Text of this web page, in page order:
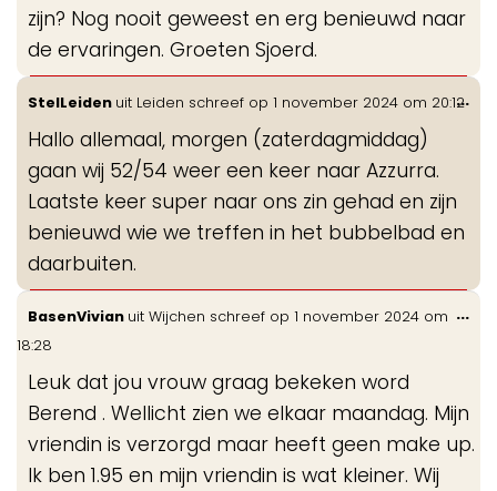
zijn? Nog nooit geweest en erg benieuwd naar
de ervaringen. Groeten Sjoerd.
StelLeiden uit Leiden schreef op 1 november 2024 om 20:12
Hallo allemaal, morgen (zaterdagmiddag)
gaan wij 52/54 weer een keer naar Azzurra.
Laatste keer super naar ons zin gehad en zijn
benieuwd wie we treffen in het bubbelbad en
daarbuiten.
...
BasenVivian uit Wijchen schreef op 1 november 2024 om
18:28
Leuk dat jou vrouw graag bekeken word
Berend . Wellicht zien we elkaar maandag. Mijn
vriendin is verzorgd maar heeft geen make up.
Ik ben 1.95 en mijn vriendin is wat kleiner. Wij
...